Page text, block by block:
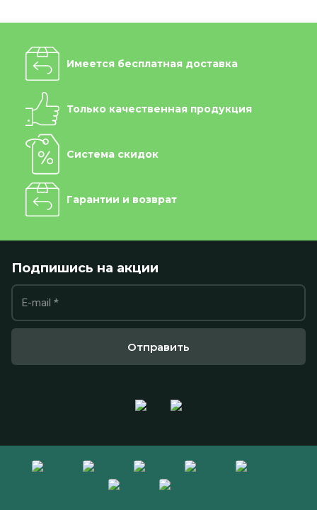
Имеется бесплатная доставка
Только качественная продукция
Система скидок
Гарантии и возврат
Подпишись на акции
Отправить